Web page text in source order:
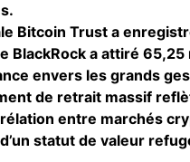
Bitcoin Trust a
BlackRock a attiré
envers les grands
de retrait massif
entre marchés
statut de valeur